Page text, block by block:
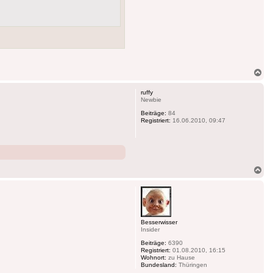
ruffy
Newbie
Beiträge: 84
Registriert: 16.06.2010, 09:47
Besserwisser
Insider
Beiträge: 6390
Registriert: 01.08.2010, 16:15
Wohnort: zu Hause
Bundesland: Thüringen